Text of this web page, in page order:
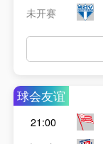
未开赛
球会友谊
21:00